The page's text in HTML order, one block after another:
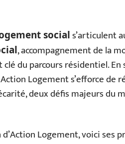
socials’articulent
, accompagnement de la
du parcours résidentiel.
Logement s’efforce de
deux défis majeurs du
Logement, voici ses